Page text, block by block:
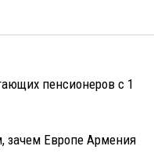
пенсионеров с 1
зачем Европе Армения